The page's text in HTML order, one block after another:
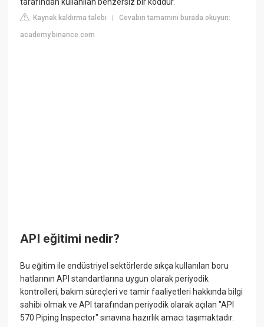
tarafından kullanılan benzersiz bir koddur.
Kaynak kaldırma talebi |Cevabın tamamını burada okuyun:
academy.binance.com
API eğitimi nedir?
Bu eğitim ile endüstriyel sektörlerde sıkça kullanılan boru
hatlarının API standartlarına uygun olarak periyodik
kontrolleri, bakım süreçleri ve tamir faaliyetleri hakkında bilgi
sahibi olmak ve API tarafından periyodik olarak açılan "API
570 Piping Inspector" sınavına hazırlık amacı taşımaktadır.